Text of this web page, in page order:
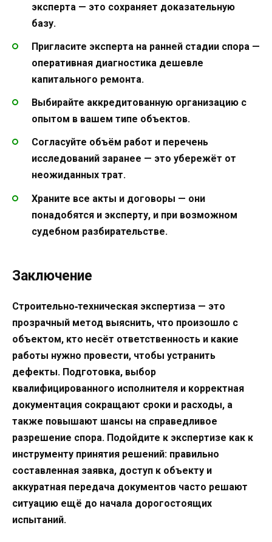
эксперта — это сохраняет доказательную
базу.
Пригласите эксперта на ранней стадии спора —
оперативная диагностика дешевле
капитального ремонта.
Выбирайте аккредитованную организацию с
опытом в вашем типе объектов.
Согласуйте объём работ и перечень
исследований заранее — это убережёт от
неожиданных трат.
Храните все акты и договоры — они
понадобятся и эксперту, и при возможном
судебном разбирательстве.
Заключение
Строительно‑техническая экспертиза — это
прозрачный метод выяснить, что произошло с
объектом, кто несёт ответственность и какие
работы нужно провести, чтобы устранить
дефекты. Подготовка, выбор
квалифицированного исполнителя и корректная
документация сокращают сроки и расходы, а
также повышают шансы на справедливое
разрешение спора. Подойдите к экспертизе как к
инструменту принятия решений: правильно
составленная заявка, доступ к объекту и
аккуратная передача документов часто решают
ситуацию ещё до начала дорогостоящих
испытаний.